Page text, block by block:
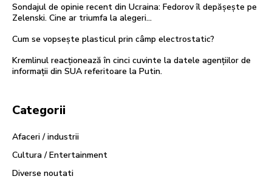
Sondajul de opinie recent din Ucraina: Fedorov îl depășește pe
Zelenski. Cine ar triumfa la alegeri…
Cum se vopsește plasticul prin câmp electrostatic?
Kremlinul reacționează în cinci cuvinte la datele agențiilor de
informații din SUA referitoare la Putin.
Categorii
Afaceri / industrii
Cultura / Entertainment
Diverse noutati